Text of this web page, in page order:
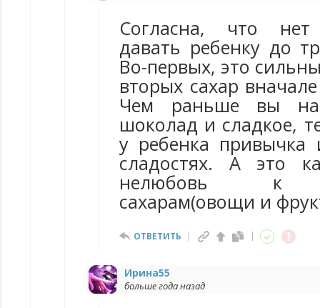
Согласна, что нет
давать ребенку до
Во-первых, это
вторых сахар
Чем раньше вы
шоколад и сладкое,
у ребенка привычка
сладостях. А это
нелюбовь к
сахарам(овощи и
ОТВЕТИТЬ
Ирина55
больше года назад